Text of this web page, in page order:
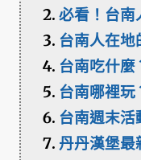
必看！台南
台南人在地
台南吃什麼
台南哪裡玩
台南週末活
丹丹漢堡最